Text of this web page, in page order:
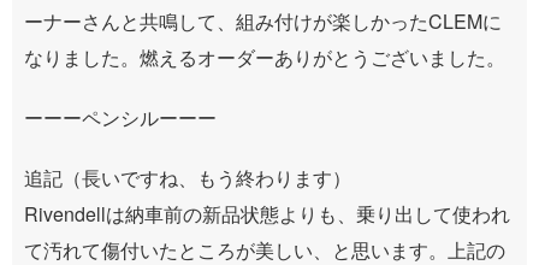
ーナーさんと共鳴して、組み付けが楽しかったCLEMに
なりました。燃えるオーダーありがとうございました。
ーーーペンシルーーー
追記（長いですね、もう終わります）
Rivendellは納車前の新品状態よりも、乗り出して使われ
て汚れて傷付いたところが美しい、と思います。上記の